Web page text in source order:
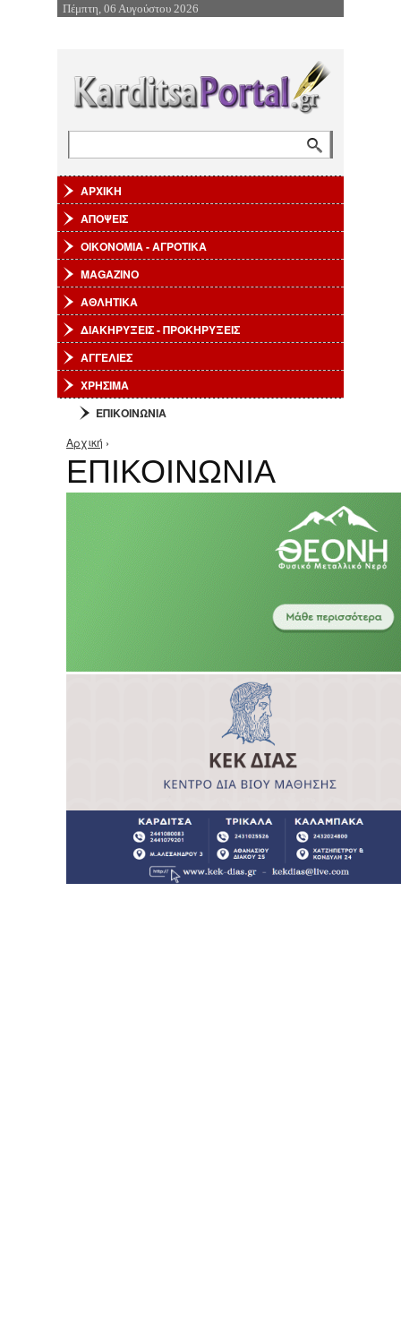
Επιστροφή στην Πλοήγηση
Πέμπτη, 06 Αυγούστου 2026
ΑΡΧΙΚΗ
ΑΠΟΨΕΙΣ
ΟΙΚΟΝΟΜΙΑ - ΑΓΡΟΤΙΚΑ
MAGAZINO
ΑΘΛΗΤΙΚΑ
ΔΙΑΚΗΡΥΞΕΙΣ - ΠΡΟΚΗΡΥΞΕΙΣ
ΑΓΓΕΛΙΕΣ
ΧΡΗΣΙΜΑ
ΕΠΙΚΟΙΝΩΝΙΑ
Είστε εδώ
Αρχική ›
ΕΠΙΚΟΙΝΩΝΙΑ